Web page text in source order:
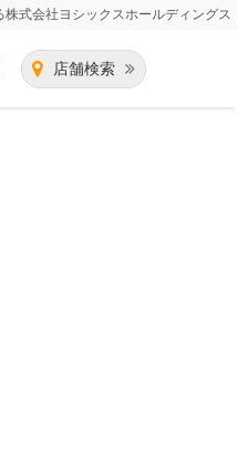
株式会社ヨシックスホールディングス
店舗検索